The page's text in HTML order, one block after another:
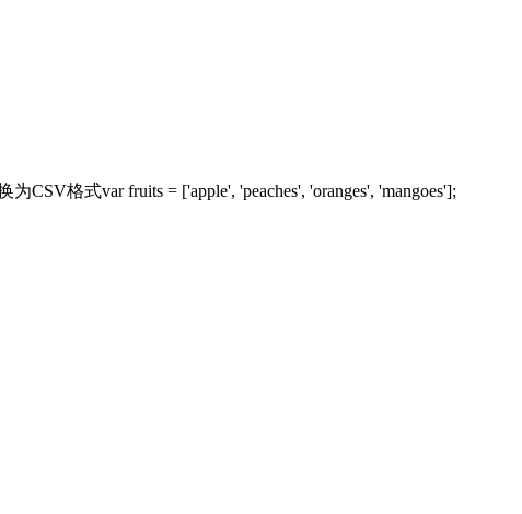
格式var fruits = ['apple', 'peaches', 'oranges', 'mangoes'];